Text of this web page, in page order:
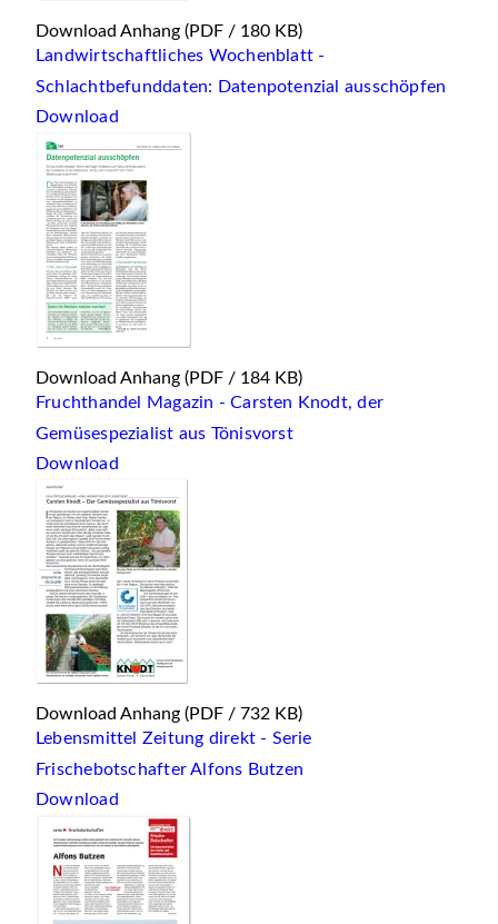
Download Anhang (PDF / 180 KB)
Landwirtschaftliches Wochenblatt -
Schlachtbefunddaten: Datenpotenzial ausschöpfen
Download
Download Anhang (PDF / 184 KB)
Fruchthandel Magazin - Carsten Knodt, der
Gemüsespezialist aus Tönisvorst
Download
Download Anhang (PDF / 732 KB)
Lebensmittel Zeitung direkt - Serie
Frischebotschafter Alfons Butzen
Download